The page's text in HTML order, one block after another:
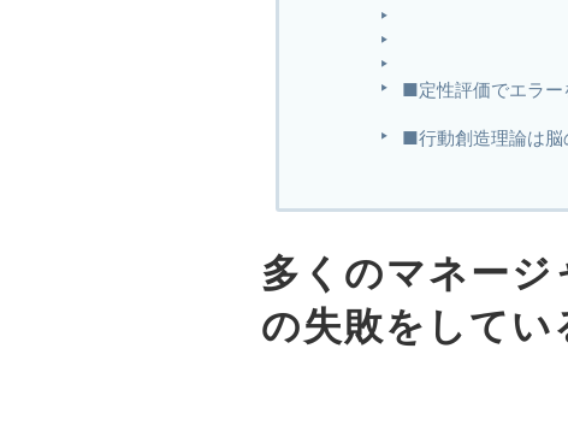
■定性評価でエラー
■行動創造理論は脳
多くのマネージ
の失敗をしてい